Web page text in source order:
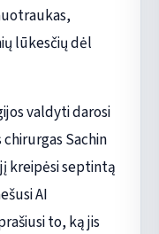
lūkesčių dėl
valdyti darosi
Sachin
kreipėsi septintą
AI
to, ką jis